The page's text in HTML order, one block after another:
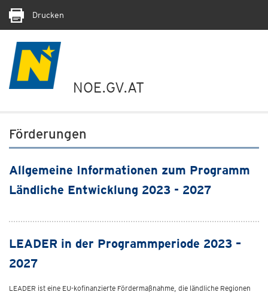
Drucken
NOE.GV.AT
Förderungen
Allgemeine Informationen zum Programm
Ländliche Entwicklung 2023 - 2027
LEADER in der Programmperiode 2023 –
2027
LEADER ist eine EU-kofinanzierte Fördermaßnahme, die ländliche Regionen